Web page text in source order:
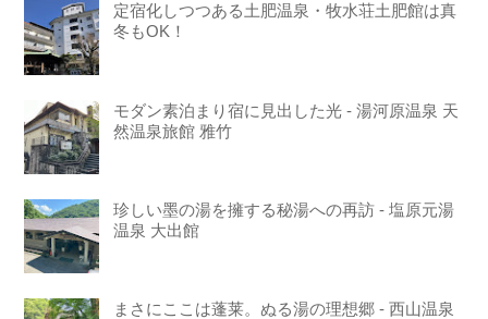
定宿化しつつある土肥温泉・牧水荘土肥館は真
冬もOK！
モダン素泊まり宿に見出した光 - 湯河原温泉 天
然温泉旅館 雅竹
珍しい墨の湯を擁する秘湯への再訪 - 塩原元湯
温泉 大出館
まさにここは蓬莱。ぬる湯の理想郷 - 西山温泉